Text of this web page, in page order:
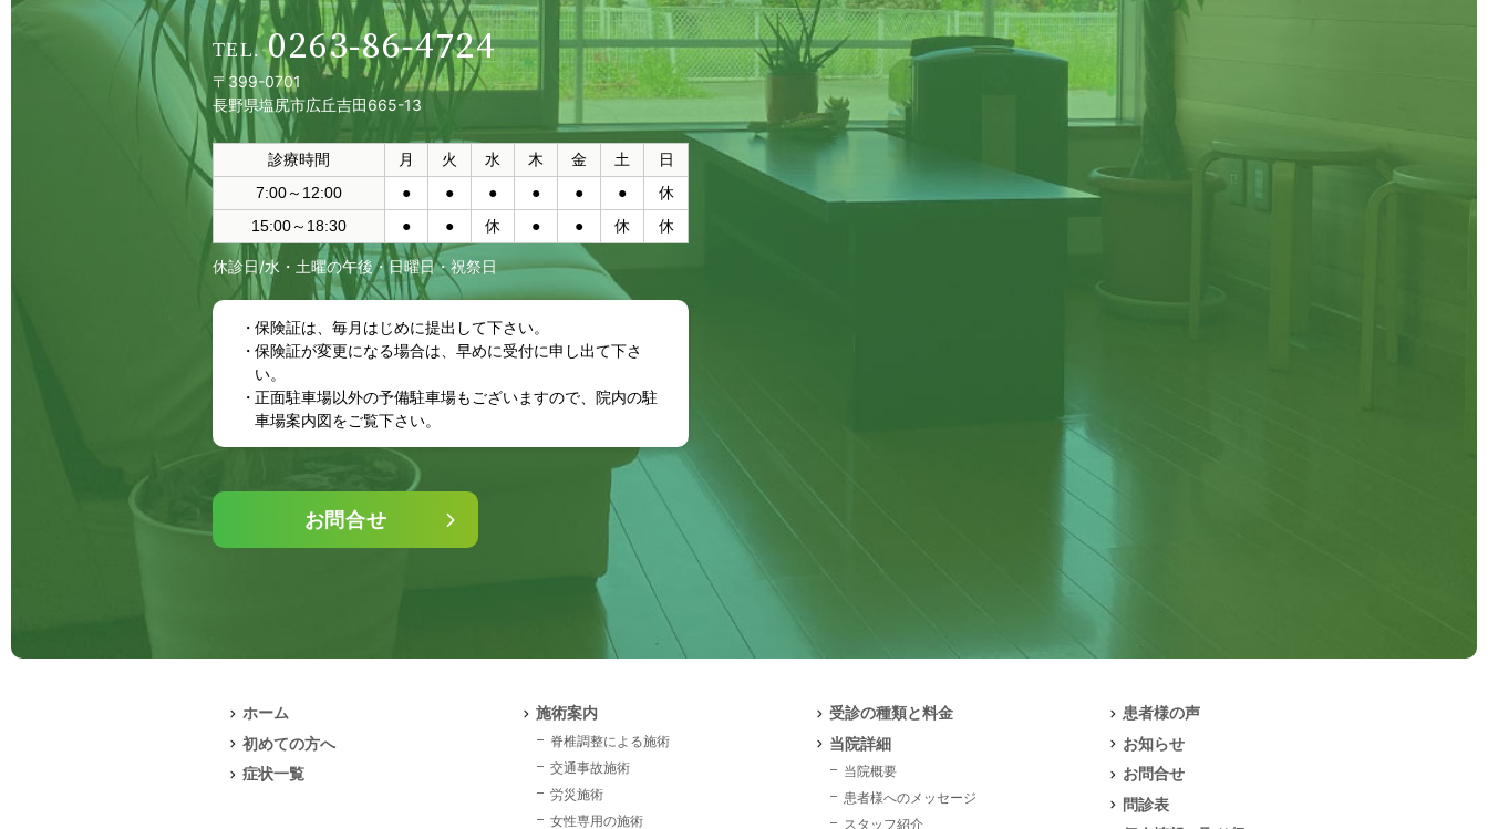
0263-86-4724
〒399-0701
長野県塩尻市広丘吉田665-13
診療時間 月 火 水 木 金 土
日
7:00～12:00
● ● ● ● ● ●
休
15:00～18:30
● ● 休 ● ● 休 休
休診日/水・土曜の午後・日曜日・祝祭日
保険証は、毎月はじめに提出して下さい。
保険証が変更になる場合は、早めに受付に申し出て下さ
い。
正面駐車場以外の予備駐車場もございますので、院内の駐
車場案内図をご覧下さい。
お問合せ
ホーム
初めての方へ
症状一覧
施術案内
脊椎調整による施術
交通事故施術
労災施術
女性専用の施術
受診の種類と料金
当院詳細
当院概要
患者様へのメッセージ
スタッフ紹介
患者様の声
お知らせ
お問合せ
問診表